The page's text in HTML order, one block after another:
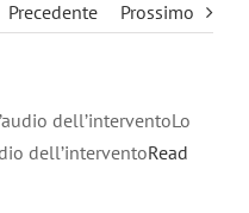
Precedente Prossimo
dell’interventoLo
dell’interventoRead